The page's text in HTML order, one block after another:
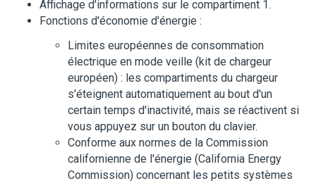
Affichage d'informations sur le compartiment 1.
Fonctions d'économie d'énergie :
Limites européennes de consommation
électrique en mode veille (kit de chargeur
européen) : les compartiments du chargeur
s'éteignent automatiquement au bout d'un
certain temps d'inactivité, mais se réactivent si
vous appuyez sur un bouton du clavier.
Conforme aux normes de la Commission
californienne de l'énergie (California Energy
Commission) concernant les petits systèmes